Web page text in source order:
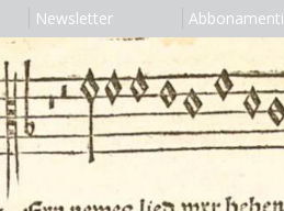
Newsletter Abbonamenti